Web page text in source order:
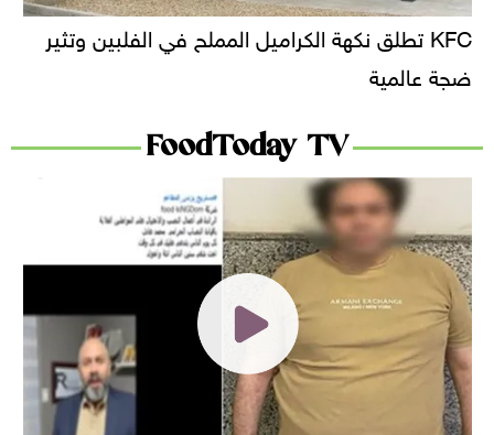
KFC تطلق نكهة الكراميل المملح في الفلبين وتثير
ضجة عالمية
FoodToday TV